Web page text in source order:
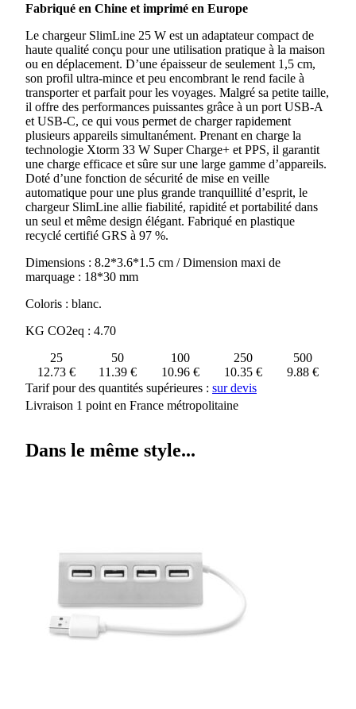
25
Xtorm
XG2SL025
Go2
SLIMLINE
Fabriqué en Chine et imprimé en Europe
Le chargeur SlimLine 25 W est un adaptateur compact de
haute qualité conçu pour une utilisation pratique à la maison
ou en déplacement. D’une épaisseur de seulement 1,5 cm,
son profil ultra-mince et peu encombrant le rend facile à
transporter et parfait pour les voyages. Malgré sa petite taille,
il offre des performances puissantes grâce à un port USB-A
et USB-C, ce qui vous permet de charger rapidement
plusieurs appareils simultanément. Prenant en charge la
technologie Xtorm 33 W Super Charge+ et PPS, il garantit
une charge efficace et sûre sur une large gamme d’appareils.
Doté d’une fonction de sécurité de mise en veille
automatique pour une plus grande tranquillité d’esprit, le
chargeur SlimLine allie fiabilité, rapidité et portabilité dans
un seul et même design élégant. Fabriqué en plastique
recyclé certifié GRS à 97 %.
Dimensions : 8.2*3.6*1.5 cm / Dimension maxi de
marquage : 18*30 mm
Coloris : blanc.
KG CO2eq : 4.70
25
50 100 250
500
12.73 €
11.39 € 10.96 € 10.35 €
9.88 €
Tarif pour des quantités supérieures : sur devis
Livraison 1 point en France métropolitaine
Dans le même style...